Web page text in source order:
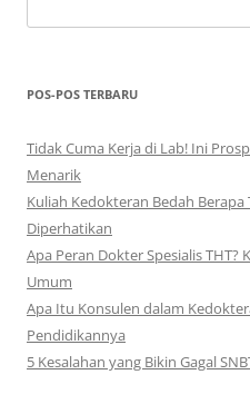
untuk:
POS-POS TERBARU
Tidak Cuma Kerja di Lab! Ini
Menarik
Kuliah Kedokteran Bedah Berapa
Diperhatikan
Apa Peran Dokter Spesialis
Umum
Apa Itu Konsulen dalam
Pendidikannya
5 Kesalahan yang Bikin Gagal